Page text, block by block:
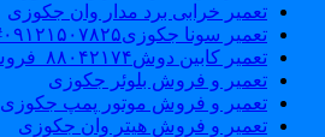
تعمیر خرابی برد مدار وان جکوزی
تعمیر سونا جکوزی۰۹۱۲۱۵۰۷۸۲۵#| Sauna | Jacuzzi
تعمیر کابین دوش۸۸۰۴۲۱۷۴_فروش کابین دوش
تعمیر و فروش بلوئر جکوزی
تعمیر و فروش موتور پمپ جکوزی
تعمیر و فروش هیتر وان جکوزی